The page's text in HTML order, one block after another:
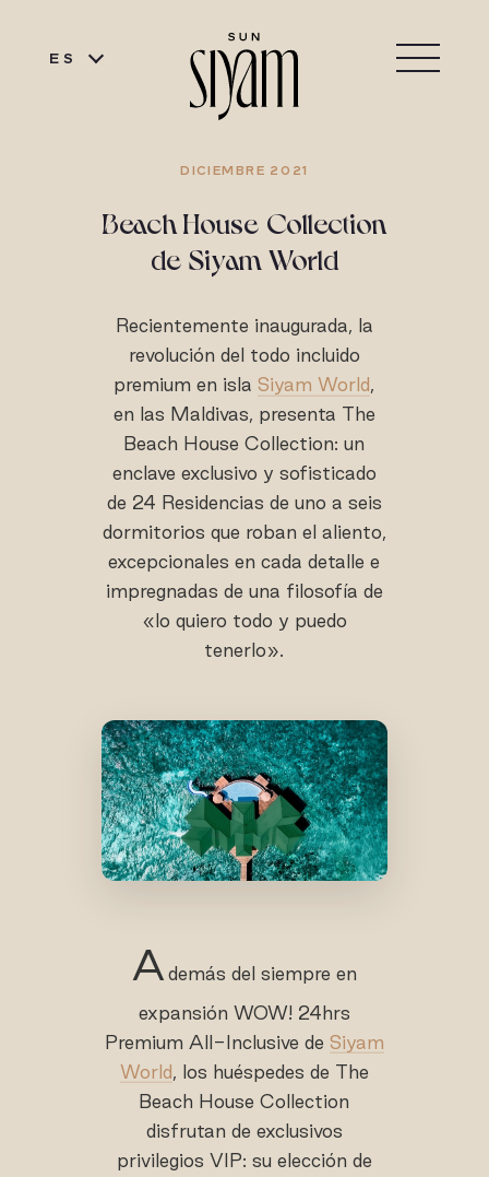
ES
DICIEMBRE 2021
Beach House Collection
de Siyam World
Recientemente inaugurada, la
revolución del todo incluido
premium en islaSiyam World,
en las Maldivas, presenta The
Beach House Collection: un
enclave exclusivo y sofisticado
de 24 Residencias de uno a seis
dormitorios que roban el aliento,
excepcionales en cada detalle e
impregnadas de una filosofía de
«lo quiero todo y puedo
tenerlo».
A demás del siempre en
expansión WOW! 24hrs
Premium All-Inclusive de Siyam
World, los huéspedes de The
Beach House Collection
disfrutan de exclusivos
privilegios VIP: su elección de